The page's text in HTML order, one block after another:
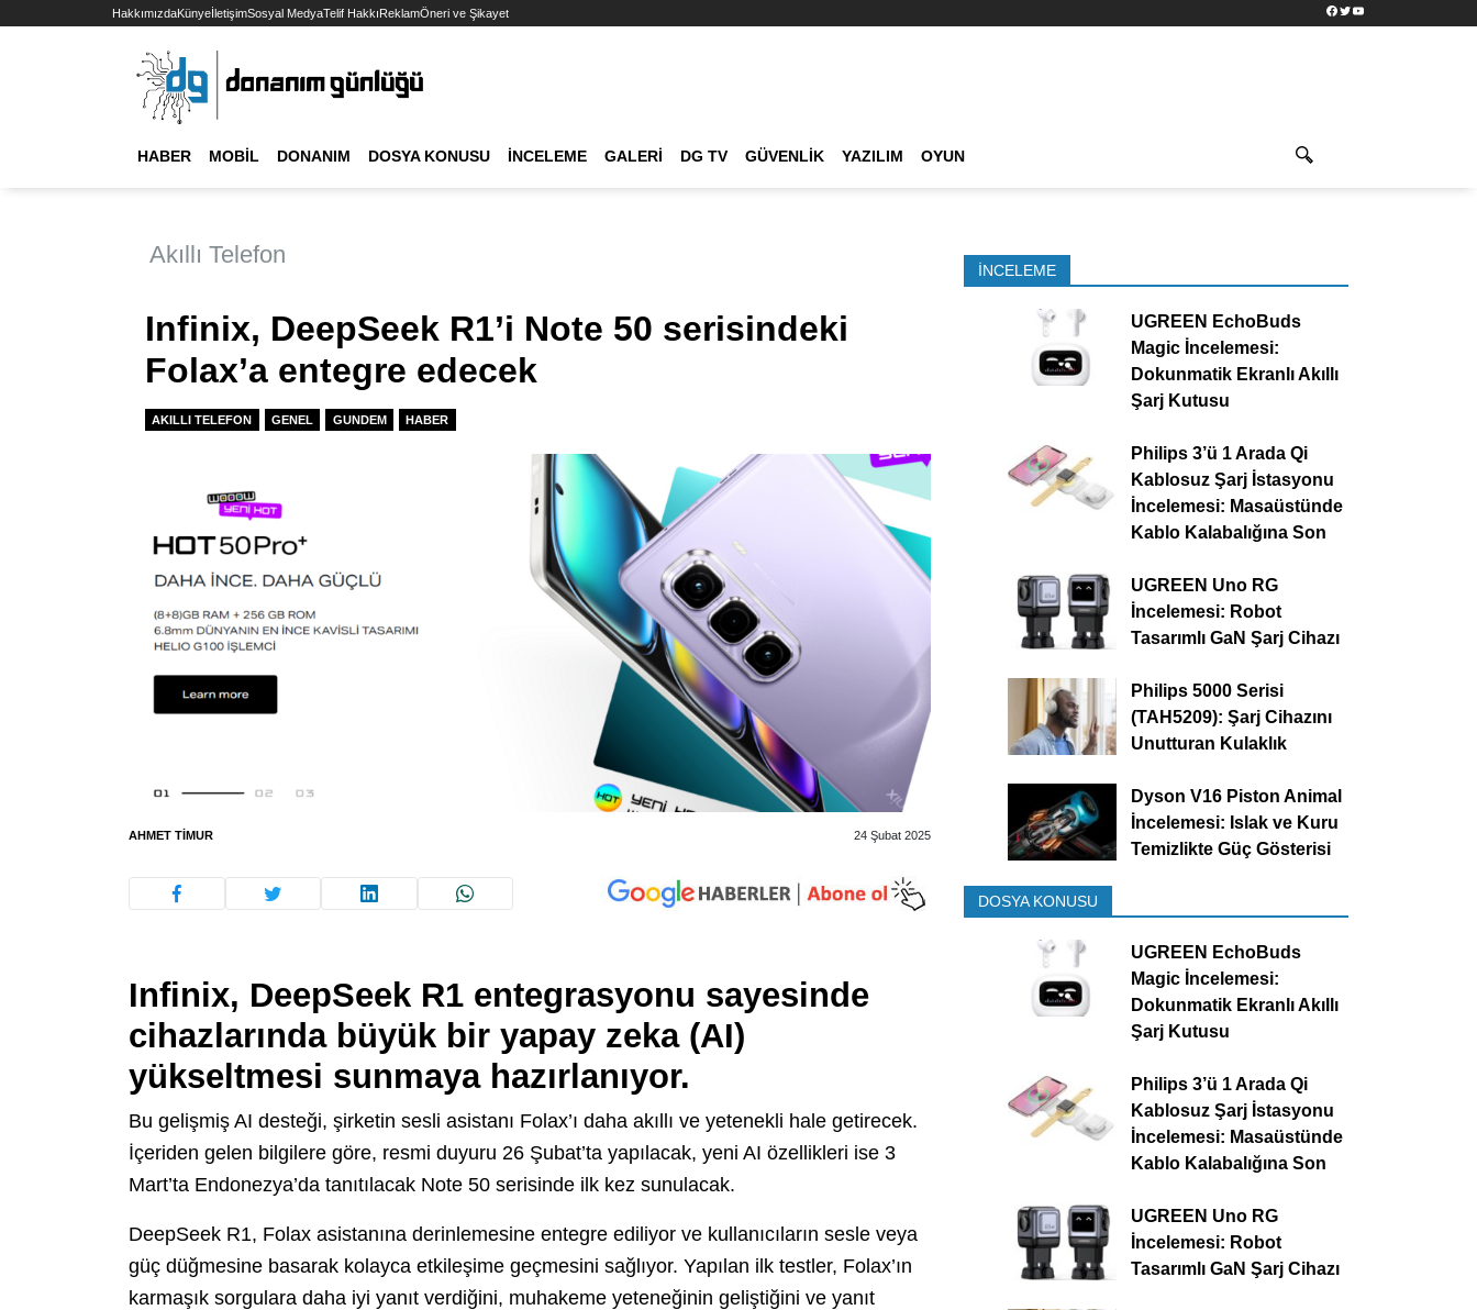
HakkımızdaKünyeİletişimSosyal MedyaTelif HakkıReklamÖneri ve Şikayet Facebook
TwitterYouTube
HABER MOBIL DONANIM DOSYA KONUSU İNCELEME GALERI DG TV GÜVENLIK YAZILIM OYUN
Akıllı Telefon
Infinix, DeepSeek R1’i Note 50 serisindeki
Folax’a entegre edecek
AKILLI TELEFON GENEL GUNDEM HABER
AHMET TIMUR 24 Şubat 2025
Infinix, DeepSeek R1 entegrasyonu sayesinde
cihazlarında büyük bir yapay zeka (AI)
yükseltmesi sunmaya hazırlanıyor.
Bu gelişmiş AI desteği, şirketin sesli asistanı Folax’ı daha akıllı ve yetenekli hale getirecek.
İçeriden gelen bilgilere göre, resmi duyuru 26 Şubat’ta yapılacak, yeni AI özellikleri ise 3
Mart’ta Endonezya’da tanıtılacak Note 50 serisinde ilk kez sunulacak.
DeepSeek R1, Folax asistanına derinlemesine entegre ediliyor ve kullanıcıların sesle veya
güç düğmesine basarak kolayca etkileşime geçmesini sağlıyor. Yapılan ilk testler, Folax’ın
karmaşık sorgulara daha iyi yanıt verdiğini, muhakeme yeteneğinin geliştiğini ve yanıt
İNCELEME
UGREEN EchoBuds
Magic İncelemesi:
Dokunmatik Ekranlı Akıllı
Şarj Kutusu
Philips 3’ü 1 Arada Qi
Kablosuz Şarj İstasyonu
İncelemesi: Masaüstünde
Kablo Kalabalığına Son
UGREEN Uno RG
İncelemesi: Robot
Tasarımlı GaN Şarj Cihazı
Philips 5000 Serisi
(TAH5209): Şarj Cihazını
Unutturan Kulaklık
Dyson V16 Piston Animal
İncelemesi: Islak ve Kuru
Temizlikte Güç Gösterisi
DOSYA KONUSU
UGREEN EchoBuds
Magic İncelemesi:
Dokunmatik Ekranlı Akıllı
Şarj Kutusu
Philips 3’ü 1 Arada Qi
Kablosuz Şarj İstasyonu
İncelemesi: Masaüstünde
Kablo Kalabalığına Son
UGREEN Uno RG
İncelemesi: Robot
Tasarımlı GaN Şarj Cihazı